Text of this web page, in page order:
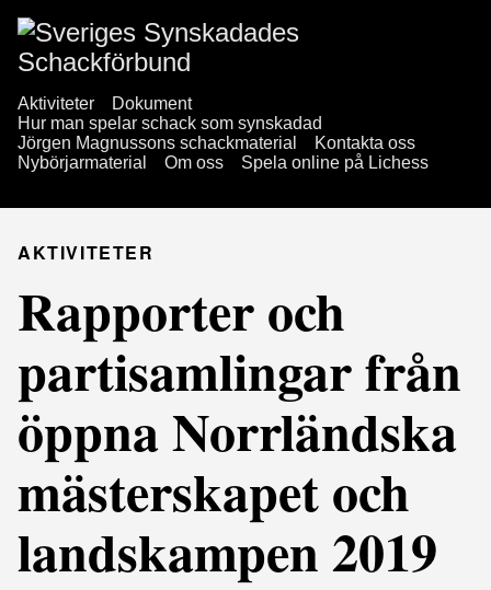
Aktiviteter
Dokument
Hur man spelar schack som synskadad
Jörgen Magnussons schackmaterial
Kontakta oss
Nybörjarmaterial
Om oss Spela online på Lichess
AKTIVITETER
Rapporter och
partisamlingar från
öppna Norrländska
mästerskapet och
landskampen 2019